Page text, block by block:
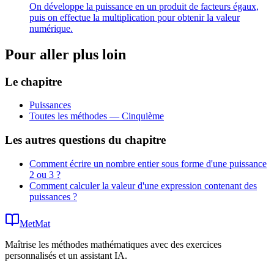
a
a
\times
On développe la puissance en un produit de facteurs égaux,
puis on effectue la multiplication pour obtenir la valeur
numérique.
Pour aller plus loin
Le chapitre
Puissances
Toutes les méthodes — Cinquième
Les autres questions du chapitre
Comment écrire un nombre entier sous forme d'une puissance
2 ou 3 ?
Comment calculer la valeur d'une expression contenant des
puissances ?
MetMat
Maîtrise les méthodes mathématiques avec des exercices
personnalisés et un assistant IA.